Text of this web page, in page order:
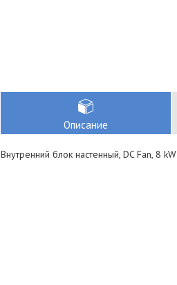
Описание
Внутренний блок настенный, DC Fan, 8 kW